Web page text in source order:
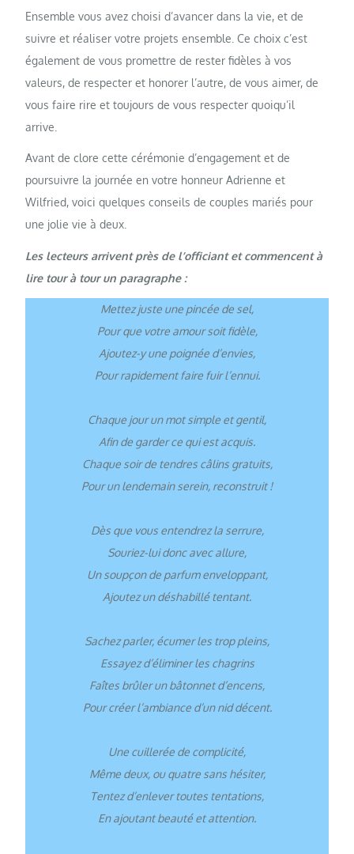
Ensemble vous avez choisi d’avancer dans la vie, et de
suivre et réaliser votre projets ensemble. Ce choix c’est
également de vous promettre de rester fidèles à vos
valeurs, de respecter et honorer l’autre, de vous aimer, de
vous faire rire et toujours de vous respecter quoiqu’il
arrive.
Avant de clore cette cérémonie d’engagement et de
poursuivre la journée en votre honneur Adrienne et
Wilfried, voici quelques conseils de couples mariés pour
une jolie vie à deux.
Les lecteurs arrivent près de l’officiant et commencent à
lire tour à tour un paragraphe :
Mettez juste une pincée de sel,
Pour que votre amour soit fidèle,
Ajoutez-y une poignée d’envies,
Pour rapidement faire fuir l’ennui.
Chaque jour un mot simple et gentil,
Afin de garder ce qui est acquis.
Chaque soir de tendres câlins gratuits,
Pour un lendemain serein, reconstruit !
Dès que vous entendrez la serrure,
Souriez-lui donc avec allure,
Un soupçon de parfum enveloppant,
Ajoutez un déshabillé tentant.
Sachez parler, écumer les trop pleins,
Essayez d’éliminer les chagrins
Faîtes brûler un bâtonnet d’encens,
Pour créer l’ambiance d’un nid décent.
Une cuillerée de complicité,
Même deux, ou quatre sans hésiter,
Tentez d’enlever toutes tentations,
En ajoutant beauté et attention.